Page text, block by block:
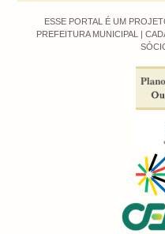
ESSE PORTAL É UM
PREFEITURA MUNICIPAL |